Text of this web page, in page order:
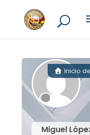
Miguel
Inicio